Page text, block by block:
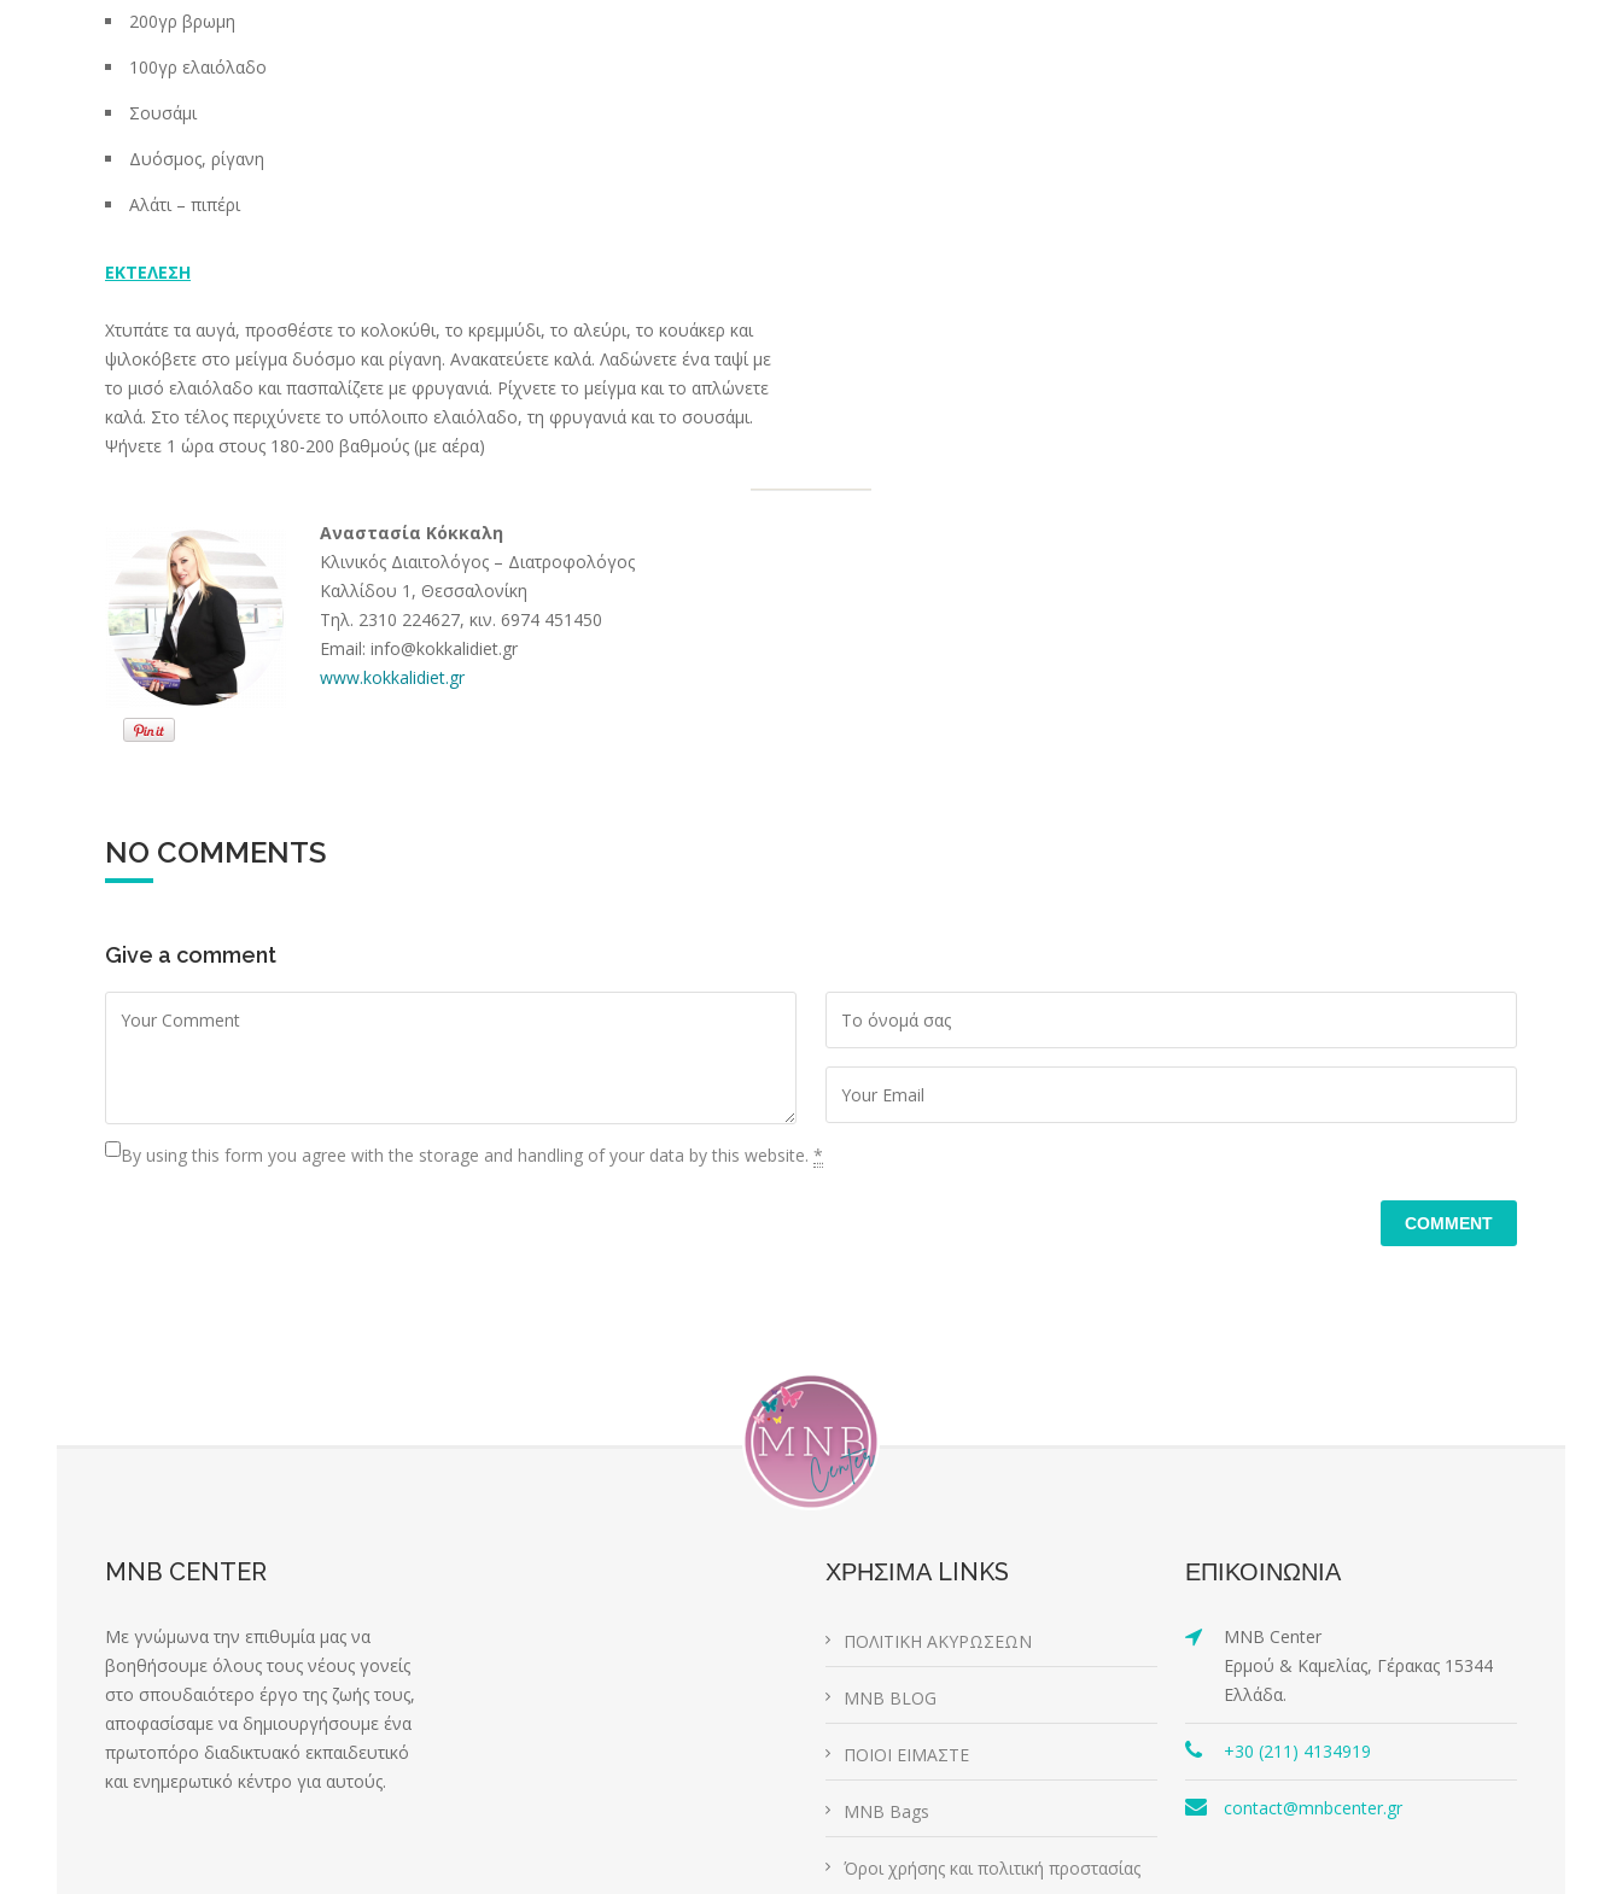
200γρ βρωμη
100γρ ελαιόλαδο
Σουσάμι
Δυόσμος, ρίγανη
Αλάτι – πιπέρι
ΕΚΤΕΛΕΣΗ
Χτυπάτε τα αυγά, προσθέστε το κολοκύθι, το κρεμμύδι, το αλεύρι, το κουάκερ και
ψιλοκόβετε στο μείγμα δυόσμο και ρίγανη. Ανακατεύετε καλά. Λαδώνετε ένα ταψί με
το μισό ελαιόλαδο και πασπαλίζετε με φρυγανιά. Ρίχνετε το μείγμα και το απλώνετε
καλά. Στο τέλος περιχύνετε το υπόλοιπο ελαιόλαδο, τη φρυγανιά και το σουσάμι.
Ψήνετε 1 ώρα στους 180-200 βαθμούς (με αέρα)
Αναστασία Κόκκαλη
Κλινικός Διαιτολόγος – Διατροφολόγος
Καλλίδου 1, Θεσσαλονίκη
Τηλ. 2310 224627, κιν. 6974 451450
Email: info@kokkalidiet.gr
www.kokkalidiet.gr
NO COMMENTS
Give a comment
By using this form you agree with the storage and handling of your data by this website. *
MNB CENTER
Με γνώμωνα την επιθυμία μας να
βοηθήσουμε όλους τους νέους γονείς
στο σπουδαιότερο έργο της ζωής τους,
αποφασίσαμε να δημιουργήσουμε ένα
πρωτοπόρο διαδικτυακό εκπαιδευτικό
και ενημερωτικό κέντρο για αυτούς.
ΧΡΗΣΙΜΑ LINKS
ΠΟΛΙΤΙΚΗ ΑΚΥΡΩΣΕΩΝ
MNB BLOG
ΠΟΙΟΙ ΕΙΜΑΣΤΕ
MNB Bags
Όροι χρήσης και πολιτική προστασίας
ΕΠΙΚΟΙΝΩΝΙΑ
MNB Center
Ερμού & Καμελίας, Γέρακας 15344
Ελλάδα.
+30 (211) 4134919
contact@mnbcenter.gr